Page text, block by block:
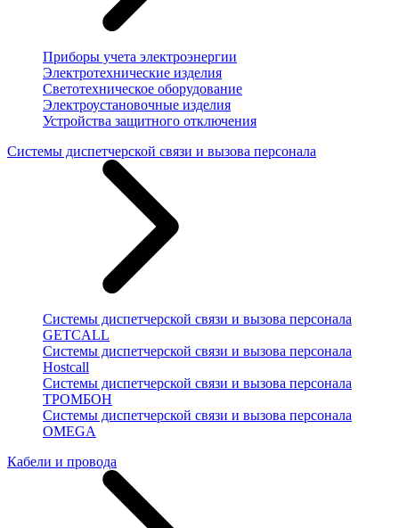
Приборы учета электроэнергии
Электротехнические изделия
Светотехническое оборудование
Электроустановочные изделия
Устройства защитного отключения
Системы диспетчерской связи и вызова персонала
Системы диспетчерской связи и вызова персонала
GETCALL
Системы диспетчерской связи и вызова персонала
Hostcall
Системы диспетчерской связи и вызова персонала
ТРОМБОН
Системы диспетчерской связи и вызова персонала
OMEGA
Кабели и провода